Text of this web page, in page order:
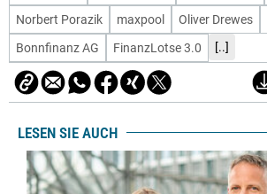
Norbert Porazik
maxpool Oliver Drewes
Bonnfinanz AG
FinanzLotse 3.0 [..]
LESEN SIE AUCH